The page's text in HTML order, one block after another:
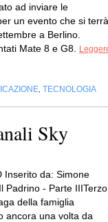
ad inviare le
un evento che si terrà
a Berlino.
Mate 8 e G8.
TECNOLOGIA
Sky
Inserito da: Simone
Padrino - Parte IIITerzo
della famiglia
ancora una volta da